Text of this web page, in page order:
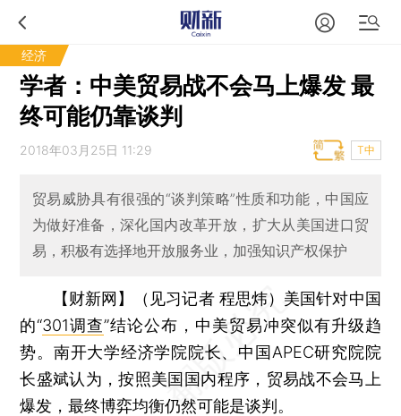
经济
学者：中美贸易战不会马上爆发 最
终可能仍靠谈判
2018年03月25日 11:29 T中
贸易威胁具有很强的“谈判策略”性质和功能，中国应
为做好准备，深化国内改革开放，扩大从美国进口贸
易，积极有选择地开放服务业，加强知识产权保护
【财新网】（见习记者 程思炜） 美国针对中国
的“301调查”结论公布，中美贸易冲突似有升级趋
势。南开大学经济学院院长、中国APEC研究院院
长盛斌认为，按照美国国内程序，贸易战不会马上
爆发，最终博弈均衡仍然可能是谈判。